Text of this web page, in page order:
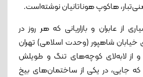
هاکوپ هوناتانیان نوشته‌است.
از عابران و بازاریانی که هر روز در
خیابان شاهپور (وحدت اسلامی) تهران
از لابه‌لای کوچه‌های تنگ و طویلش
که جایی، در یکی از ساختمان‌های بیخ